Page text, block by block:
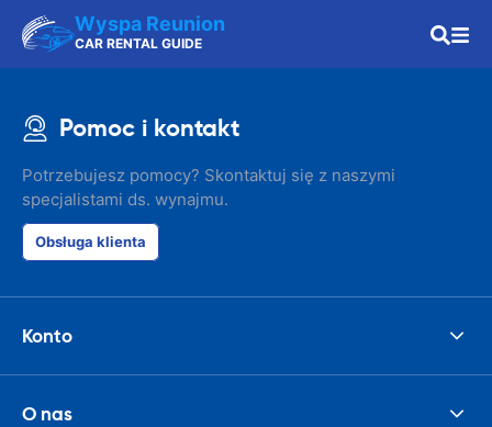
Wyspa Reunion
CAR RENTAL GUIDE
Pomoc i kontakt
Potrzebujesz pomocy? Skontaktuj się z naszymi
specjalistami ds. wynajmu.
Obsługa klienta
Konto
O nas